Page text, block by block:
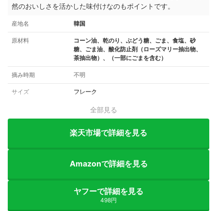
然のおいしさを活かした味付けなのもポイントです。
産地名 韓国
原材料
コーン油、乾のり、ぶどう糖、ごま、食塩、砂
糖、ごま油、酸化防止剤（ローズマリー抽出物、
茶抽出物）、（一部にごまを含む）
摘み時期 不明
サイズ フレーク
全部見る
楽天市場で詳細を見る
Amazonで詳細を見る
ヤフーで詳細を見る
498円